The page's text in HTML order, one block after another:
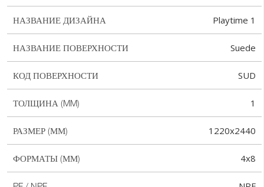
НАЗВАНИЕ ДИЗАЙНА Playtime 1
НАЗВАНИЕ ПОВЕРХНОСТИ Suede
КОД ПОВЕРХНОСТИ SUD
ТОЛЩИНА (MM) 1
РАЗМЕР (ММ) 1220x2440
ФОРМАТЫ (ММ) 4x8